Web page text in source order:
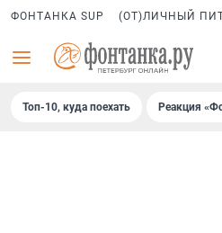
ФОНТАНКА SUP (ОТ)ЛИЧНЫЙ
Топ-10, куда поехать Реакция